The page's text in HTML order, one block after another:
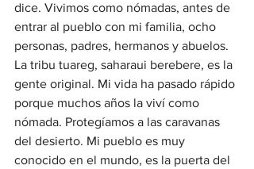
dice. Vivimos como nómadas, antes de
entrar al pueblo con mi familia, ocho
personas, padres, hermanos y abuelos.
La tribu tuareg, saharaui berebere, es la
gente original. Mi vida ha pasado rápido
porque muchos años la viví como
nómada. Protegíamos a las caravanas
del desierto. Mi pueblo es muy
conocido en el mundo, es la puerta del